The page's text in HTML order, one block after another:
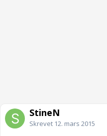
StineN
Skrevet 12. mars 2015